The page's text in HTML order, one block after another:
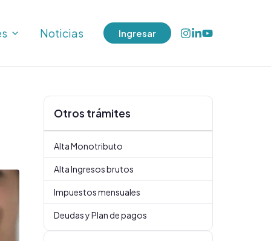
Noticias Ingresar
Otros trámites
Alta Monotributo
Alta Ingresos brutos
Impuestos mensuales
Deudas y Plan de pagos